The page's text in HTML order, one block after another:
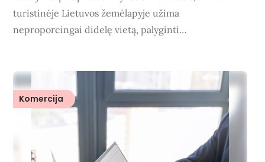
turistinėje Lietuvos žemėlapyje užima
neproporcingai didelę vietą, palyginti…
Komercija